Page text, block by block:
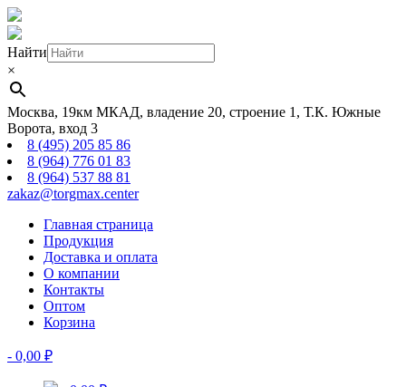
Найти
×
Москва, 19км МКАД, владение 20, строение 1, Т.К. Южные
Ворота, вход 3
8 (495) 205 85 86
8 (964) 776 01 83
8 (964) 537 88 81
zakaz@torgmax.center
Главная страница
Продукция
Доставка и оплата
О компании
Контакты
Оптом
Корзина
- 0,00 ₽